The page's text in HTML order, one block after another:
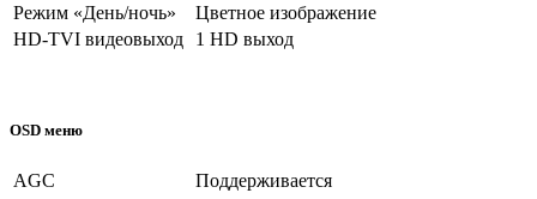
Режим «День/ночь»
Цветное изображение
HD-TVI видеовыход
1 HD выход
OSD меню
AGC
Поддерживается